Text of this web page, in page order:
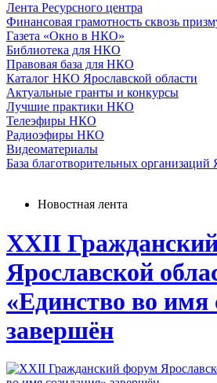
Лента Ресурсного центра
Финансовая грамотность сквозь
Газета «Окно в НКО»
Библиотека для НКО
Правовая база для НКО
Каталог НКО Ярославской области
Актуальные гранты и конкурсы
Лучшие практики НКО
Телеэфиры НКО
Радиоэфиры НКО
Видеоматериалы
База благотворительных организаций
Новостная лента
XXII
Ярославской
«Единство во имя
завершён